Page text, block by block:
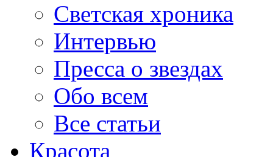
Светская хроника
Интервью
Пресса о звездах
Обо всем
Все статьи
Красота